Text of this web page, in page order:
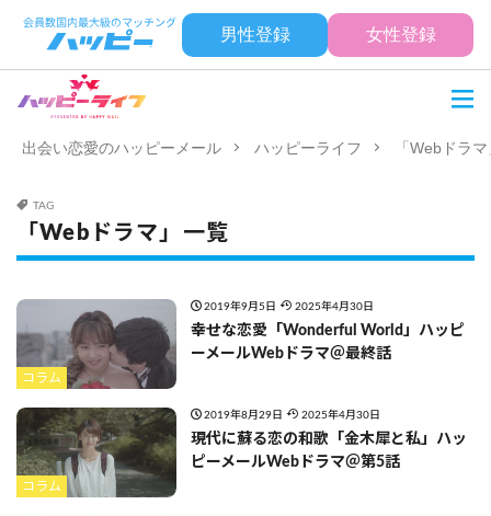
男性登録 女性登録
出会い恋愛のハッピーメール ハッピーライフ 「Webドラ
TAG
「Webドラマ」一覧
コラム
2019年9月5日 2025年4月30日
幸せな恋愛「Wonderful World」ハッピ
ーメールWebドラマ＠最終話
コラム
2019年8月29日 2025年4月30日
現代に蘇る恋の和歌「金木犀と私」ハッ
ピーメールWebドラマ＠第5話